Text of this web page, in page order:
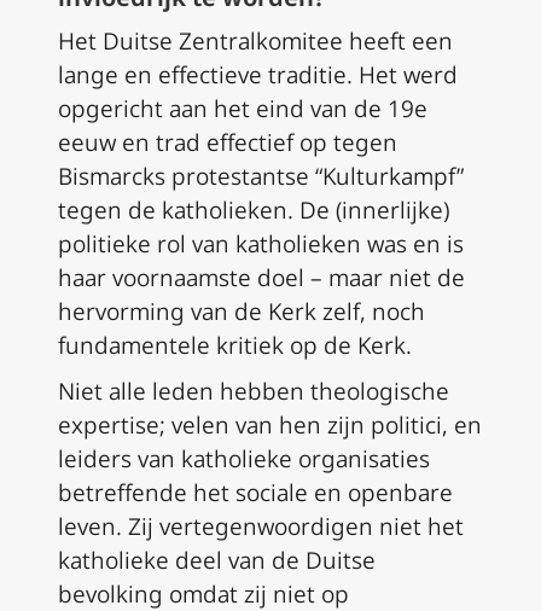
Het Duitse Zentralkomitee heeft een
lange en effectieve traditie. Het werd
opgericht aan het eind van de 19e
eeuw en trad effectief op tegen
Bismarcks protestantse “Kulturkampf”
tegen de katholieken. De (innerlijke)
politieke rol van katholieken was en is
haar voornaamste doel – maar niet de
hervorming van de Kerk zelf, noch
fundamentele kritiek op de Kerk.
Niet alle leden hebben theologische
expertise; velen van hen zijn politici, en
leiders van katholieke organisaties
betreffende het sociale en openbare
leven. Zij vertegenwoordigen niet het
katholieke deel van de Duitse
bevolking omdat zij niet op